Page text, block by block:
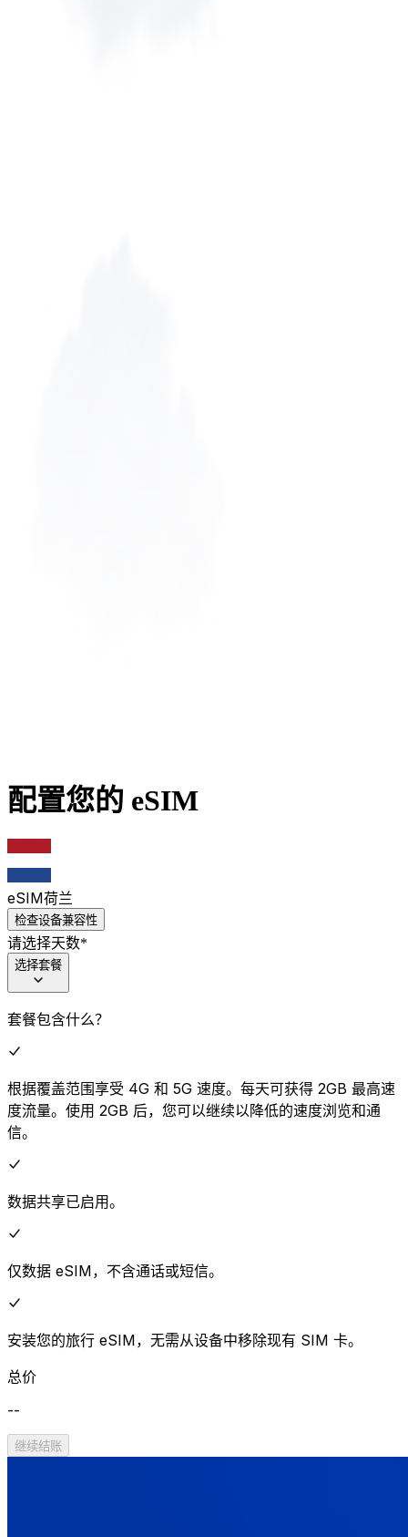
配置您的 eSIM
eSIM荷兰
检查设备兼容性
请选择天数*
选择套餐
套餐包含什么？
根据覆盖范围享受 4G 和 5G 速度。每天可获得 2GB 最高速
度流量。使用 2GB 后，您可以继续以降低的速度浏览和通
信。
数据共享已启用。
仅数据 eSIM，不含通话或短信。
安装您的旅行 eSIM，无需从设备中移除现有 SIM 卡。
总价
--
继续结账